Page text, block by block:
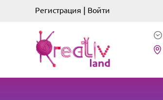
Регистрация | Войти